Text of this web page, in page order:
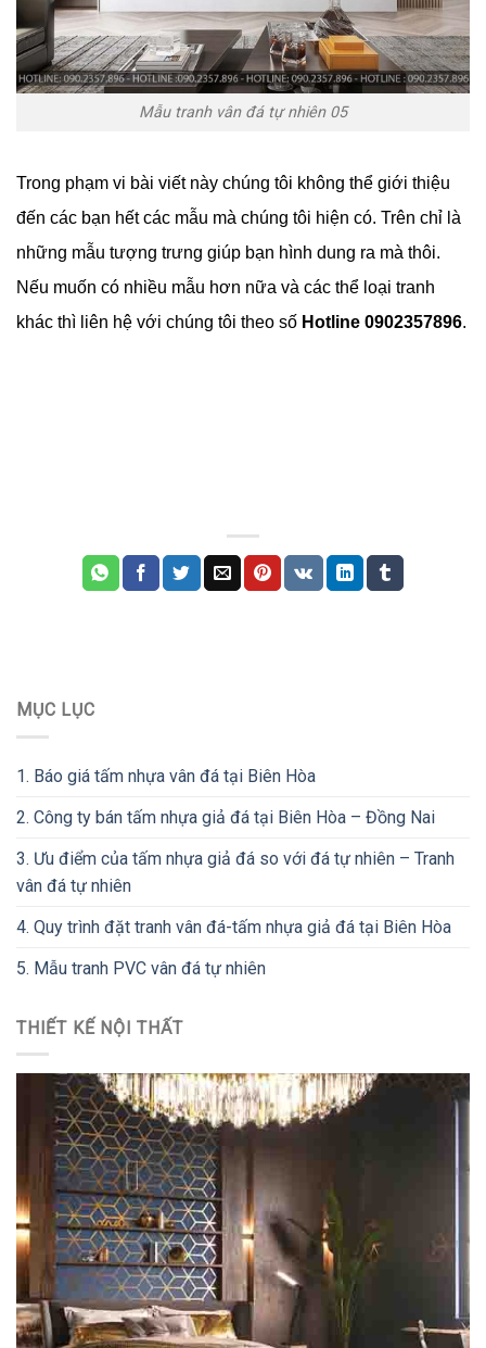
Mẫu tranh vân đá tự nhiên 05
Trong phạm vi bài viết này chúng tôi không thể giới thiệu
đến các bạn hết các mẫu mà chúng tôi hiện có. Trên chỉ là
những mẫu tượng trưng giúp bạn hình dung ra mà thôi.
Nếu muốn có nhiều mẫu hơn nữa và các thể loại tranh
khác thì liên hệ với chúng tôi theo số Hotline 0902357896.
MỤC LỤC
1. Báo giá tấm nhựa vân đá tại Biên Hòa
2. Công ty bán tấm nhựa giả đá tại Biên Hòa – Đồng Nai
3. Ưu điểm của tấm nhựa giả đá so với đá tự nhiên – Tranh
vân đá tự nhiên
4. Quy trình đặt tranh vân đá-tấm nhựa giả đá tại Biên Hòa
5. Mẫu tranh PVC vân đá tự nhiên
THIẾT KẾ NỘI THẤT